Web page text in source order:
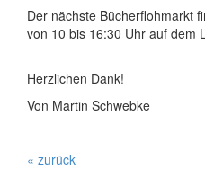
Der nächste Bücherflohmarkt
von 10 bis 16:30 Uhr auf dem
Herzlichen Dank!
Von Martin Schwebke
« zurück